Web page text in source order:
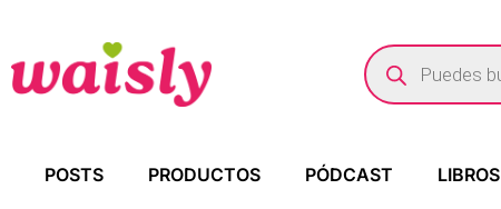
POSTS PRODUCTOS PÓDCAST LIBROS